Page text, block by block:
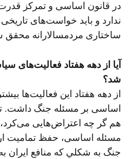
در قانون اساسی و تمركز
ندارد و بايد خواست‌های تاريخی
ساختاری مردمسالارانه محقق
آيا از دهه هفتاد فعاليت‌های
شد؟
از دهه هفتاد اين فعاليت‌ها
اساسی بر مسئله جنگ داشت.
هم گر چه اعتراض‌هايی
مسئله اساسی، حفظ تماميت
جنگ به شكلي كه منافع ايران